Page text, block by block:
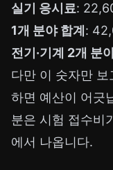
실기 응시료:
1개 분야 합계 :
전기·기계 2개 분
다만 이 숫자만 보
하면 예산이 어긋
분은 시험 접수비
에서 나옵니다.